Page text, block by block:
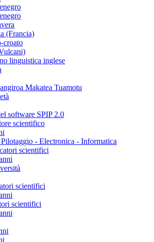
(Francia)
croato
linguistica inglese
Makatea Tuamotu
software SPIP 2.0
scientifico
- Electronica - Informatica
scientifici
scientifici
scientifici